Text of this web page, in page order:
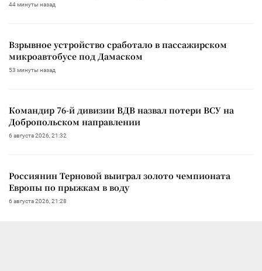
44 минуты назад
Взрывное устройство сработало в пассажирском
микроавтобусе под Дамаском
53 минуты назад
Командир 76-й дивизии ВДВ назвал потери ВСУ на
Добропольском направлении
6 августа 2026, 21:32
Россиянин Терновой выиграл золото чемпионата
Европы по прыжкам в воду
6 августа 2026, 21:28